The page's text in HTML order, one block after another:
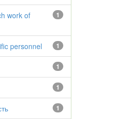
1
work of
1
personnel
1
1
1